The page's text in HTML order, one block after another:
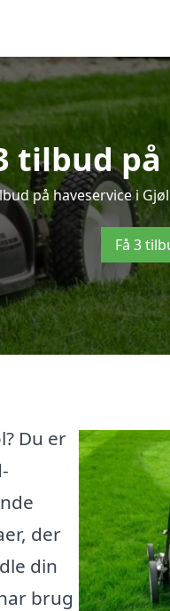
tilbud
på haveservice i
Få 3
Du er
der
din
brug